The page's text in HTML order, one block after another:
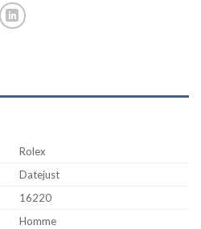
Rolex
Datejust
16220
Homme